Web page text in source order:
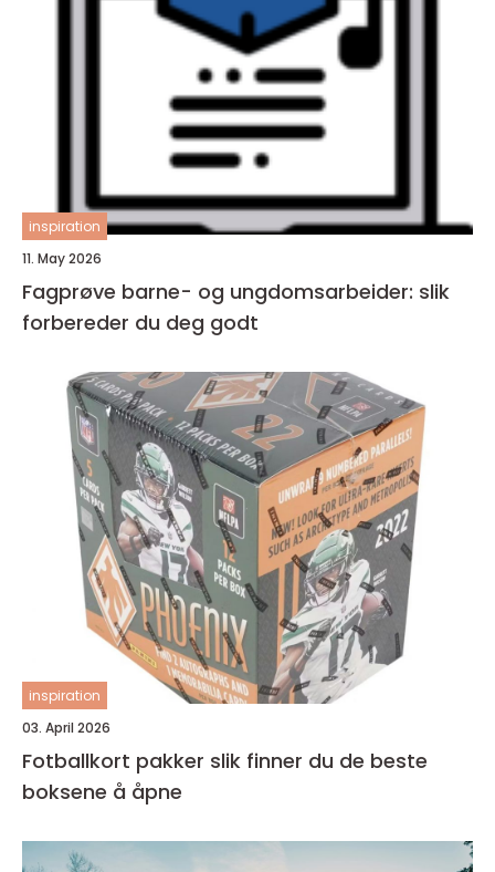
inspiration
11. May 2026
Fagprøve barne- og ungdomsarbeider: slik
forbereder du deg godt
inspiration
03. April 2026
Fotballkort pakker slik finner du de beste
boksene å åpne